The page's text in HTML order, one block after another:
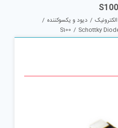
S100
/ دیود و یکسوکننده /
Schottky
/
S100